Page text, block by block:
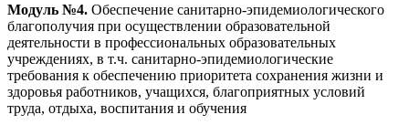
Модуль №4. Обеспечение санитарно-эпидемиологического
благополучия при осуществлении образовательной
деятельности в профессиональных образовательных
учреждениях, в т.ч. санитарно-эпидемиологические
требования к обеспечению приоритета сохранения жизни и
здоровья работников, учащихся, благоприятных условий
труда, отдыха, воспитания и обучения